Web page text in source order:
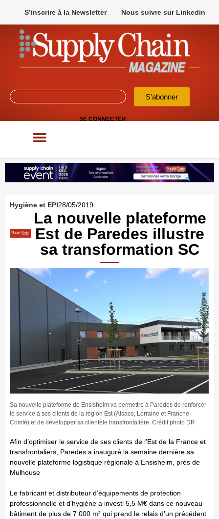
S’inscrire à la Newsletter Nous suivre sur Linkedin
S'abonner
SE CONNECTER
La nouvelle plateforme
Est de Paredes illustre
sa transformation SC
Sa nouvelle plateforme de Ensisheim va permettre à Paredes de renforcer
le service à ses clients de la région Est (Alsace, Lorraine et Franche-
Comté) et de développer sa clientèle transfrontalière. Crédit photo DR
Afin d’optimiser le service de ses clients de l’Est de la France et
transfrontaliers, Paredes a inauguré la semaine dernière sa
nouvelle plateforme logistique régionale à Ensisheim, près de
Mulhouse
Le fabricant et distributeur d’équipements de protection
professionnelle et d’hygiène a investi 5,5 M€ dans ce nouveau
bâtiment de plus de 7 000 m² qui prend le relais d’un précédent
Hygiène et EPI28/05/2019